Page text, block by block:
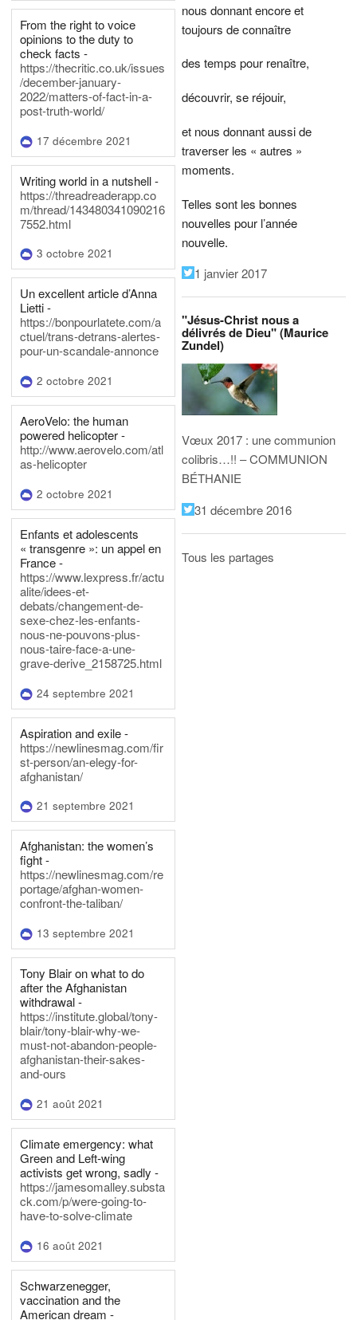
From the right to voice
opinions to the duty to
check facts -
https://thecritic.co.uk/issues
/december-january-
2022/matters-of-fact-in-a-
post-truth-world/
17 décembre 2021
Writing world in a nutshell -
https://threadreaderapp.co
m/thread/143480341090216
7552.html
3 octobre 2021
Un excellent article d’Anna
Lietti -
https://bonpourlatete.com/a
ctuel/trans-detrans-alertes-
pour-un-scandale-annonce
2 octobre 2021
AeroVelo: the human
powered helicopter -
http://www.aerovelo.com/atl
as-helicopter
2 octobre 2021
Enfants et adolescents
« transgenre »: un appel en
France -
https://www.lexpress.fr/actu
alite/idees-et-
debats/changement-de-
sexe-chez-les-enfants-
nous-ne-pouvons-plus-
nous-taire-face-a-une-
grave-derive_2158725.html
24 septembre 2021
Aspiration and exile -
https://newlinesmag.com/fir
st-person/an-elegy-for-
afghanistan/
21 septembre 2021
Afghanistan: the women’s
fight -
https://newlinesmag.com/re
portage/afghan-women-
confront-the-taliban/
13 septembre 2021
Tony Blair on what to do
after the Afghanistan
withdrawal -
https://institute.global/tony-
blair/tony-blair-why-we-
must-not-abandon-people-
afghanistan-their-sakes-
and-ours
21 août 2021
Climate emergency: what
Green and Left-wing
activists get wrong, sadly -
https://jamesomalley.substa
ck.com/p/were-going-to-
have-to-solve-climate
16 août 2021
Schwarzenegger,
vaccination and the
American dream -
nous donnant encore et
toujours de connaître
des temps pour renaître,
découvrir, se réjouir,
et nous donnant aussi de
traverser les « autres »
moments.
Telles sont les bonnes
nouvelles pour l’année
nouvelle.
1 janvier 2017
"Jésus-Christ nous a
délivrés de Dieu" (Maurice
Zundel)
Vœux 2017 : une communion
colibris…!! – COMMUNION
BÉTHANIE
31 décembre 2016
Tous les partages